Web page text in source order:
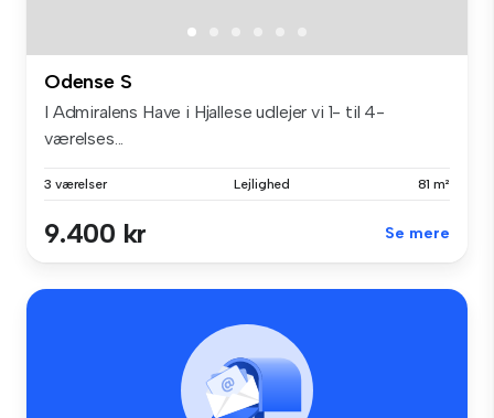
Odense S
I Admiralens Have i Hjallese udlejer vi 1- til 4-
værelses...
3 værelser Lejlighed 81 m²
9.400 kr Se mere